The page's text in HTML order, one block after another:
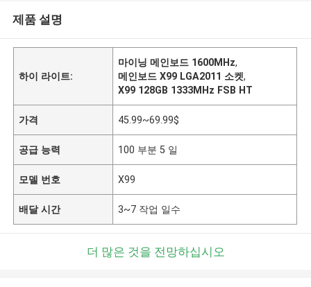
제품 설명
하이 라이트:
마이닝 메인보드 1600MHz,
메인보드 X99 LGA2011 소켓,
X99 128GB 1333MHz FSB HT
가격 45.99~69.99$
공급 능력 100 부분 5 일
모델 번호 X99
배달 시간 3~7 작업 일수
더 많은 것을 전망하십시오